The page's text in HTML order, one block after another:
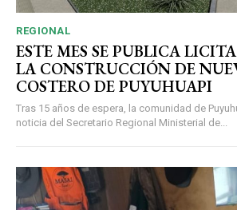
REGIONAL
ESTE MES SE PUBLICA
LA CONSTRUCCIÓN DE
COSTERO DE PUYUHUAPI
Tras 15 años de espera, la comunidad de
noticia del Secretario Regional Ministerial de...